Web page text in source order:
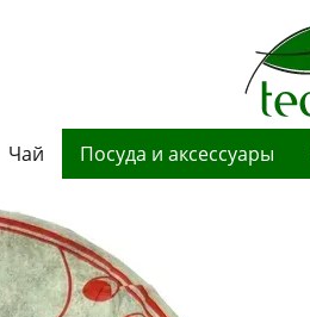
Чай Посуда и аксессуары